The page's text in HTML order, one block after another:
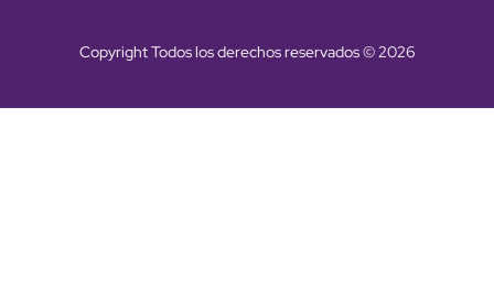
Copyright Todos los derechos reservados © 2026